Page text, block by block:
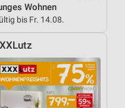
Wohnen
bis Fr. 14.08.